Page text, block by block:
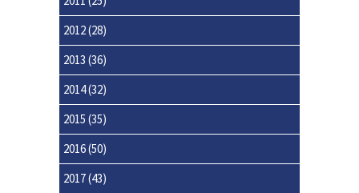
2012(28)
2013 (36)
2014(32)
2015 (35)
2016(50)
2017(43)